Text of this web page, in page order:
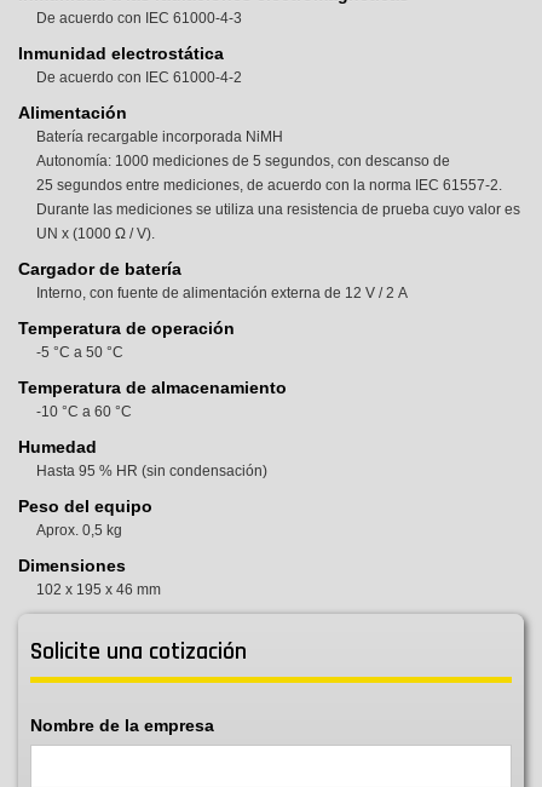
De acuerdo con IEC 61000-4-3
Inmunidad electrostática
De acuerdo con IEC 61000-4-2
Alimentación
Batería recargable incorporada NiMH
Autonomía: 1000 mediciones de 5 segundos, con descanso de
25 segundos entre mediciones, de acuerdo con la norma IEC 61557-2.
Durante las mediciones se utiliza una resistencia de prueba cuyo valor es
UN x (1000 Ω / V).
Cargador de batería
Interno, con fuente de alimentación externa de 12 V / 2 A
Temperatura de operación
-5 °C a 50 °C
Temperatura de almacenamiento
-10 °C a 60 °C
Humedad
Hasta 95 % HR (sin condensación)
Peso del equipo
Aprox. 0,5 kg
Dimensiones
102 x 195 x 46 mm
Solicite una cotización
Nombre de la empresa